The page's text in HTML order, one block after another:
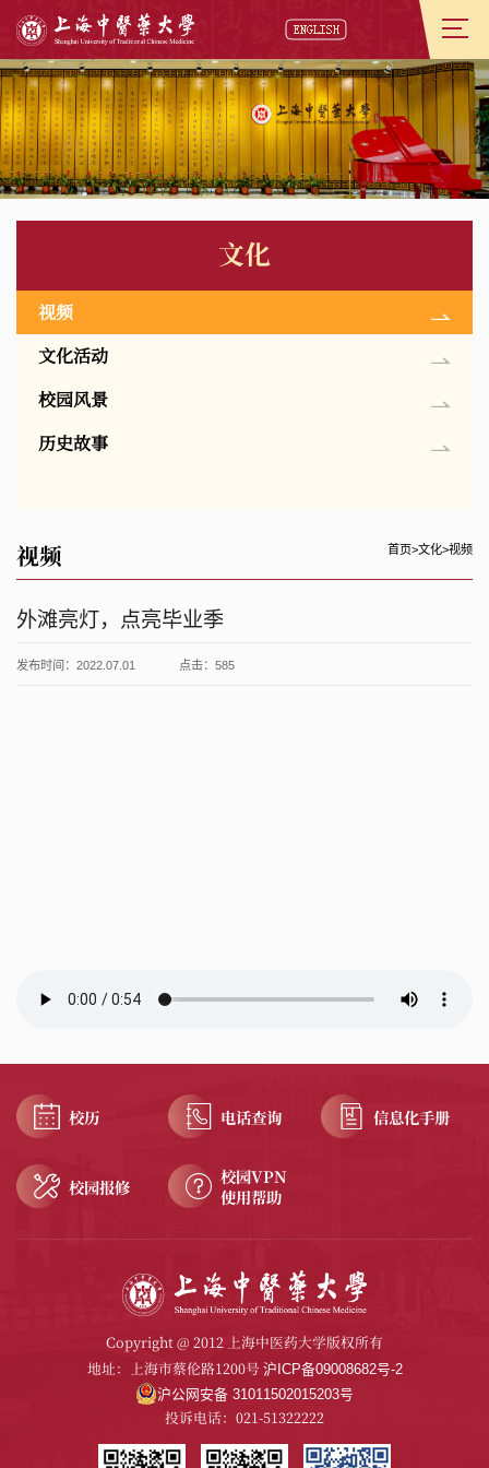
文化
视频
文化活动
校园风景
历史故事
视频 首页>文化>视频
外滩亮灯，点亮毕业季
发布时间：2022.07.01 点击： 585
校历 电话查询 信息化手册
校园报修
校园VPN
使用帮助
Copyright @ 2012 上海中医药大学版权所有
地址：上海市蔡伦路1200号 沪ICP备09008682号-2
沪公网安备 31011502015203号
投诉电话：021-51322222